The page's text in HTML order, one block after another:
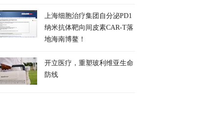
上海细胞治疗集团自分泌PD1
纳米抗体靶向间皮素CAR-T落
地海南博鳌！
开立医疗，重塑玻利维亚生命
防线